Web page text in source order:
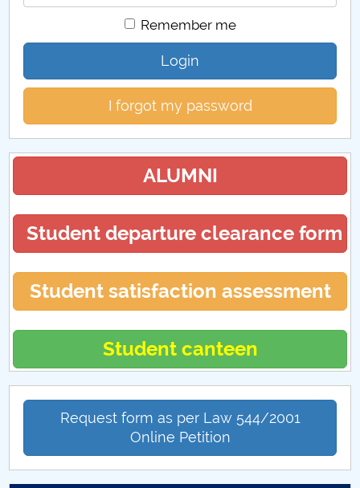
Indrumare studenti-fmt
Asociatia studentilor FMT STAR
Pagina studentului FMT
Tabere studenti FMT
Oportunitati cariera
Finalizare studii
Remember me
Login
I forgot my password
ALUMNI
Student departure clearance form
Student satisfaction assessment
Student canteen
Request form as per Law 544/2001
Online Petition